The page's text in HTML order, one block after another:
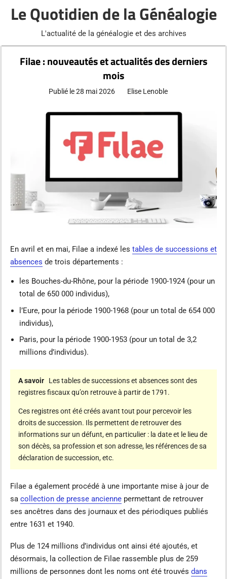
Le Quotidien de la Généalogie
L'actualité de la généalogie et des archives
Filae : nouveautés et actualités des derniers
mois
Publié le28 mai 2026 Elise Lenoble
En avril et en mai, Filae a indexé les tables de successions et
absences de trois départements :
les Bouches-du-Rhône, pour la période 1900-1924 (pour un
total de 650 000 individus),
l’Eure, pour la période 1900-1968 (pour un total de 654 000
individus),
Paris, pour la période 1900-1953 (pour un total de 3,2
millions d’individus).
A savoir Les tables de successions et absences sont des
registres fiscaux qu’on retrouve à partir de 1791.
Ces registres ont été créés avant tout pour percevoir les
droits de succession. Ils permettent de retrouver des
informations sur un défunt, en particulier : la date et le lieu de
son décès, sa profession et son adresse, les références de sa
déclaration de succession, etc.
Filae a également procédé à une importante mise à jour de
sa collection de presse anciennepermettant de retrouver
ses ancêtres dans des journaux et des périodiques publiés
entre 1631 et 1940.
Plus de 124 millions d’individus ont ainsi été ajoutés, et
désormais, la collection de Filae rassemble plus de 259
millions de personnes dont les noms ont été trouvés dans